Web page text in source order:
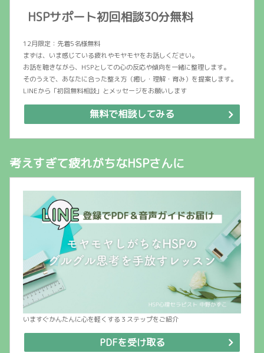
HSPサポート初回相談30分無料
12月限定：先着5名様無料
まずは、いま感じている疲れやモヤモヤをお話しください。
お話を聴きながら、HSPとしての心の反応や傾向を一緒に整理します。
そのうえで、あなたに合った整え方（癒し・理解・育み）を提案します。
LINEから「初回無料相談」とメッセージをお願いします
無料で相談してみる
考えすぎて疲れがちなHSPさんに
いますぐかんたんに心を軽くする３ステップをご紹介
PDFを受け取る